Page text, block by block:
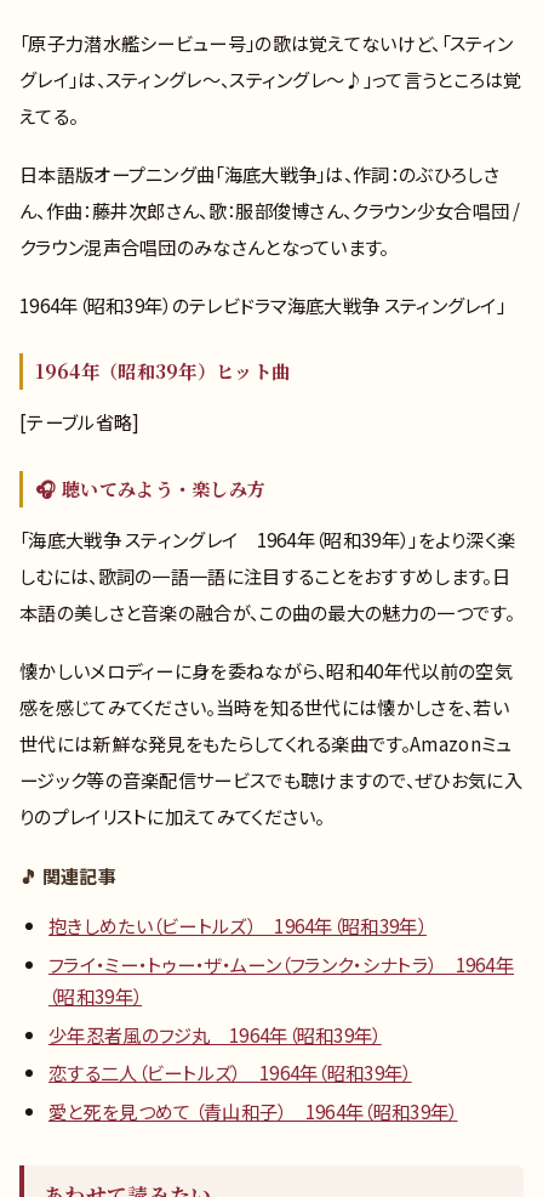
「原子力潜水艦シービュー号」の歌は覚えてないけど、「スティン
グレイ」は、スティングレ～、スティングレ～♪」って言うところは覚
えてる。
日本語版オープニング曲「海底大戦争」は、作詞：のぶひろしさ
ん、作曲：藤井次郎さん、歌：服部俊博さん、クラウン少女合唱団 /
クラウン混声合唱団のみなさんとなっています。
1964年（昭和39年）のテレビドラマ海底大戦争 スティングレイ」
1964年（昭和39年）ヒット曲
[テーブル省略]
🎧 聴いてみよう・楽しみ方
「海底大戦争 スティングレイ 1964年（昭和39年）」をより深く楽
しむには、歌詞の一語一語に注目することをおすすめします。日
本語の美しさと音楽の融合が、この曲の最大の魅力の一つです。
懐かしいメロディーに身を委ねながら、昭和40年代以前の空気
感を感じてみてください。当時を知る世代には懐かしさを、若い
世代には新鮮な発見をもたらしてくれる楽曲です。Amazonミュ
ージック等の音楽配信サービスでも聴けますので、ぜひお気に入
りのプレイリストに加えてみてください。
🎵 関連記事
抱きしめたい（ビートルズ） 1964年（昭和39年）
フライ・ミー・トゥー・ザ・ムーン（フランク・シナトラ） 1964年
（昭和39年）
少年忍者風のフジ丸 1964年（昭和39年）
恋する二人（ビートルズ） 1964年（昭和39年）
愛と死を見つめて （青山和子） 1964年（昭和39年）